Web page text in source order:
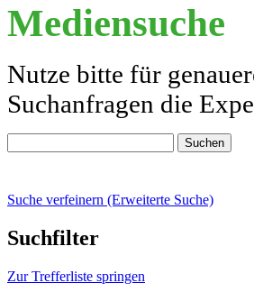
Mediensuche
Nutze bitte für
Suchanfragen die
Suche verfeinern (Erweiterte Suche)
Suchfilter
Zur Trefferliste springen